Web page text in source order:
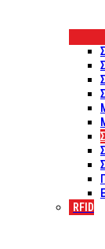
RFID